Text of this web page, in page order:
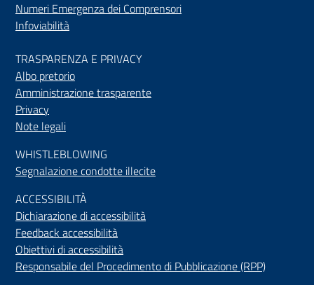
Numeri Emergenza dei Comprensori
Infoviabilità
TRASPARENZA E PRIVACY
Albo pretorio
Amministrazione trasparente
Privacy
Note legali
WHISTLEBLOWING
Segnalazione condotte illecite
ACCESSIBILITÀ
Dichiarazione di accessibilità
Feedback accessibilità
Obiettivi di accessibilità
Responsabile del Procedimento di Pubblicazione (RPP)